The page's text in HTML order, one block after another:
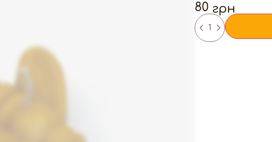
80 грн
- +